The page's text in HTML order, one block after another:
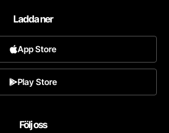
Ladda ner
App Store
Play Store
Följ oss